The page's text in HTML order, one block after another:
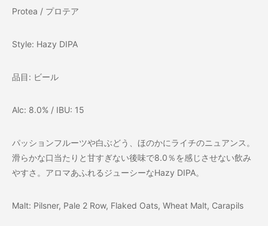
Protea / プロテア
Style: Hazy DIPA
品目: ビール
Alc: 8.0% / IBU: 15
パッションフルーツや白ぶどう、ほのかにライチのニュアンス。
滑らかな口当たりと甘すぎない後味で8.0％を感じさせない飲み
やすさ。アロマあふれるジューシーなHazy DIPA。
Malt: Pilsner, Pale 2 Row, Flaked Oats, Wheat Malt, Carapils